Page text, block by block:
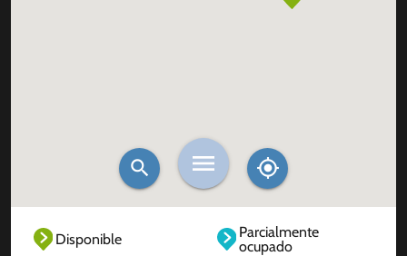
Disponible
Parcialmente
ocupado